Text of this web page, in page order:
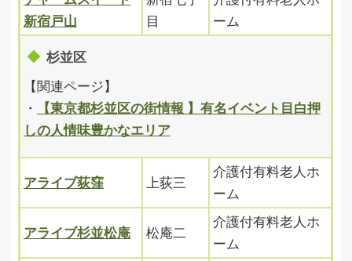
新宿戸山
目
ーム
杉並区
【関連ページ】
・
【東京都杉並区の街情報 】有名イベント目白押
しの人情味豊かなエリア
アライブ荻窪 上荻三
介護付有料老人ホ
ーム
アライブ杉並松庵 松庵二
介護付有料老人ホ
ーム